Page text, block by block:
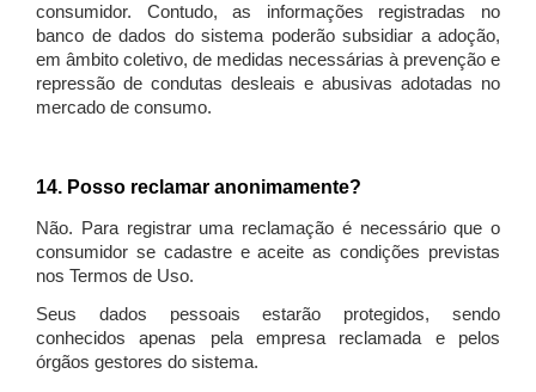
consumidor. Contudo, as informações registradas no
banco de dados do sistema poderão subsidiar a adoção,
em âmbito coletivo, de medidas necessárias à prevenção e
repressão de condutas desleais e abusivas adotadas no
mercado de consumo.
14. Posso reclamar anonimamente?
Não. Para registrar uma reclamação é necessário que o
consumidor se cadastre e aceite as condições previstas
nos Termos de Uso.
Seus dados pessoais estarão protegidos, sendo
conhecidos apenas pela empresa reclamada e pelos
órgãos gestores do sistema.